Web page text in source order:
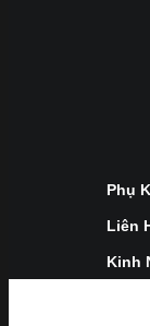
Phụ
Liên
Kinh